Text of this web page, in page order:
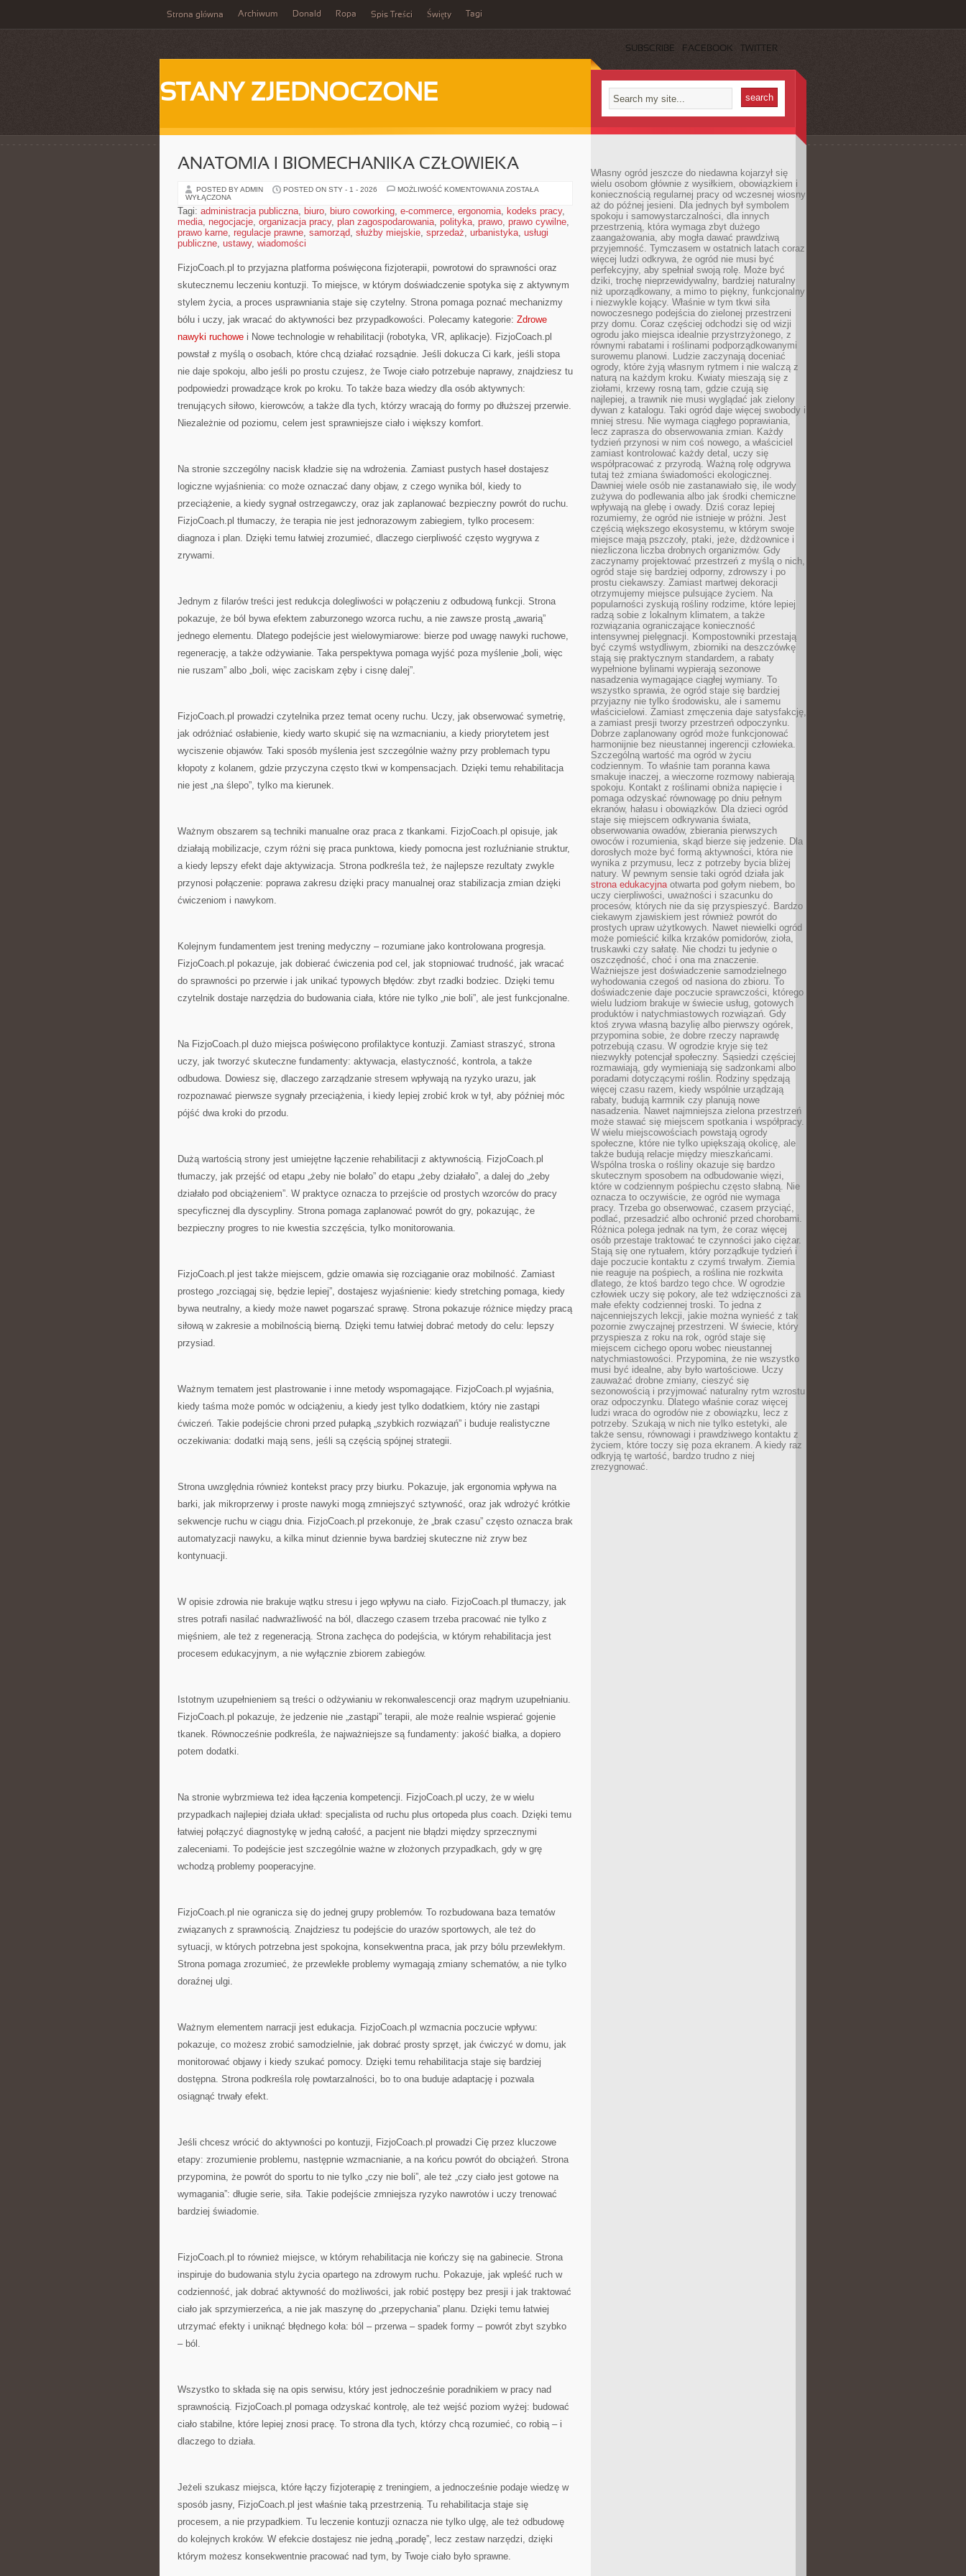
Strona główna Archiwum Donald Ropa Spis Treści Święty Tagi
SUBSCRIBE FACEBOOK TWITTER
STANY ZJEDNOCZONE
ANATOMIA I BIOMECHANIKA CZŁOWIEKA
POSTED BY ADMIN POSTED ON STY - 1 - 2026 MOŻLIWOŚĆ KOMENTOWANIA ANATOMIA
CZŁOWIEKA
ZOSTAŁA
WYŁĄCZONA
Tagi: administracja publiczna, biuro, biuro coworking, e-commerce, ergonomia, kodeks pracy,
media, negocjacje, organizacja pracy, plan zagospodarowania, polityka, prawo, prawo cywilne,
prawo karne, regulacje prawne, samorząd, służby miejskie, sprzedaż, urbanistyka, usługi
publiczne, ustawy, wiadomości
FizjoCoach.pl to przyjazna platforma poświęcona fizjoterapii, powrotowi do sprawności oraz
skutecznemu leczeniu kontuzji. To miejsce, w którym doświadczenie spotyka się z aktywnym
stylem życia, a proces usprawniania staje się czytelny. Strona pomaga poznać mechanizmy
bólu i uczy, jak wracać do aktywności bez przypadkowości. Polecamy kategorie: Zdrowe
nawyki ruchowe i Nowe technologie w rehabilitacji (robotyka, VR, aplikacje). FizjoCoach.pl
powstał z myślą o osobach, które chcą działać rozsądnie. Jeśli dokucza Ci kark, jeśli stopa
nie daje spokoju, albo jeśli po prostu czujesz, że Twoje ciało potrzebuje naprawy, znajdziesz tu
podpowiedzi prowadzące krok po kroku. To także baza wiedzy dla osób aktywnych:
trenujących siłowo, kierowców, a także dla tych, którzy wracają do formy po dłuższej przerwie.
Niezależnie od poziomu, celem jest sprawniejsze ciało i większy komfort.
Na stronie szczególny nacisk kładzie się na wdrożenia. Zamiast pustych haseł dostajesz
logiczne wyjaśnienia: co może oznaczać dany objaw, z czego wynika ból, kiedy to
przeciążenie, a kiedy sygnał ostrzegawczy, oraz jak zaplanować bezpieczny powrót do ruchu.
FizjoCoach.pl tłumaczy, że terapia nie jest jednorazowym zabiegiem, tylko procesem:
diagnoza i plan. Dzięki temu łatwiej zrozumieć, dlaczego cierpliwość często wygrywa z
zrywami.
Jednym z filarów treści jest redukcja dolegliwości w połączeniu z odbudową funkcji. Strona
pokazuje, że ból bywa efektem zaburzonego wzorca ruchu, a nie zawsze prostą „awarią”
jednego elementu. Dlatego podejście jest wielowymiarowe: bierze pod uwagę nawyki ruchowe,
regenerację, a także odżywianie. Taka perspektywa pomaga wyjść poza myślenie „boli, więc
nie ruszam” albo „boli, więc zaciskam zęby i cisnę dalej”.
FizjoCoach.pl prowadzi czytelnika przez temat oceny ruchu. Uczy, jak obserwować symetrię,
jak odróżniać osłabienie, kiedy warto skupić się na wzmacnianiu, a kiedy priorytetem jest
wyciszenie objawów. Taki sposób myślenia jest szczególnie ważny przy problemach typu
kłopoty z kolanem, gdzie przyczyna często tkwi w kompensacjach. Dzięki temu rehabilitacja
nie jest „na ślepo”, tylko ma kierunek.
Ważnym obszarem są techniki manualne oraz praca z tkankami. FizjoCoach.pl opisuje, jak
działają mobilizacje, czym różni się praca punktowa, kiedy pomocna jest rozluźnianie struktur,
a kiedy lepszy efekt daje aktywizacja. Strona podkreśla też, że najlepsze rezultaty zwykle
przynosi połączenie: poprawa zakresu dzięki pracy manualnej oraz stabilizacja zmian dzięki
ćwiczeniom i nawykom.
Kolejnym fundamentem jest trening medyczny – rozumiane jako kontrolowana progresja.
FizjoCoach.pl pokazuje, jak dobierać ćwiczenia pod cel, jak stopniować trudność, jak wracać
do sprawności po przerwie i jak unikać typowych błędów: zbyt rzadki bodziec. Dzięki temu
czytelnik dostaje narzędzia do budowania ciała, które nie tylko „nie boli”, ale jest funkcjonalne.
Na FizjoCoach.pl dużo miejsca poświęcono profilaktyce kontuzji. Zamiast straszyć, strona
uczy, jak tworzyć skuteczne fundamenty: aktywacja, elastyczność, kontrola, a także
odbudowa. Dowiesz się, dlaczego zarządzanie stresem wpływają na ryzyko urazu, jak
rozpoznawać pierwsze sygnały przeciążenia, i kiedy lepiej zrobić krok w tył, aby później móc
pójść dwa kroki do przodu.
Dużą wartością strony jest umiejętne łączenie rehabilitacji z aktywnością. FizjoCoach.pl
tłumaczy, jak przejść od etapu „żeby nie bolało” do etapu „żeby działało”, a dalej do „żeby
działało pod obciążeniem”. W praktyce oznacza to przejście od prostych wzorców do pracy
specyficznej dla dyscypliny. Strona pomaga zaplanować powrót do gry, pokazując, że
bezpieczny progres to nie kwestia szczęścia, tylko monitorowania.
FizjoCoach.pl jest także miejscem, gdzie omawia się rozciąganie oraz mobilność. Zamiast
prostego „rozciągaj się, będzie lepiej”, dostajesz wyjaśnienie: kiedy stretching pomaga, kiedy
bywa neutralny, a kiedy może nawet pogarszać sprawę. Strona pokazuje różnice między pracą
siłową w zakresie a mobilnością bierną. Dzięki temu łatwiej dobrać metody do celu: lepszy
przysiad.
Ważnym tematem jest plastrowanie i inne metody wspomagające. FizjoCoach.pl wyjaśnia,
kiedy taśma może pomóc w odciążeniu, a kiedy jest tylko dodatkiem, który nie zastąpi
ćwiczeń. Takie podejście chroni przed pułapką „szybkich rozwiązań” i buduje realistyczne
oczekiwania: dodatki mają sens, jeśli są częścią spójnej strategii.
Strona uwzględnia również kontekst pracy przy biurku. Pokazuje, jak ergonomia wpływa na
barki, jak mikroprzerwy i proste nawyki mogą zmniejszyć sztywność, oraz jak wdrożyć krótkie
sekwencje ruchu w ciągu dnia. FizjoCoach.pl przekonuje, że „brak czasu” często oznacza brak
automatyzacji nawyku, a kilka minut dziennie bywa bardziej skuteczne niż zryw bez
kontynuacji.
W opisie zdrowia nie brakuje wątku stresu i jego wpływu na ciało. FizjoCoach.pl tłumaczy, jak
stres potrafi nasilać nadwrażliwość na ból, dlaczego czasem trzeba pracować nie tylko z
mięśniem, ale też z regeneracją. Strona zachęca do podejścia, w którym rehabilitacja jest
procesem edukacyjnym, a nie wyłącznie zbiorem zabiegów.
Istotnym uzupełnieniem są treści o odżywianiu w rekonwalescencji oraz mądrym uzupełnianiu.
FizjoCoach.pl pokazuje, że jedzenie nie „zastąpi” terapii, ale może realnie wspierać gojenie
tkanek. Równocześnie podkreśla, że najważniejsze są fundamenty: jakość białka, a dopiero
potem dodatki.
Na stronie wybrzmiewa też idea łączenia kompetencji. FizjoCoach.pl uczy, że w wielu
przypadkach najlepiej działa układ: specjalista od ruchu plus ortopeda plus coach. Dzięki temu
łatwiej połączyć diagnostykę w jedną całość, a pacjent nie błądzi między sprzecznymi
zaleceniami. To podejście jest szczególnie ważne w złożonych przypadkach, gdy w grę
wchodzą problemy pooperacyjne.
FizjoCoach.pl nie ogranicza się do jednej grupy problemów. To rozbudowana baza tematów
związanych z sprawnością. Znajdziesz tu podejście do urazów sportowych, ale też do
sytuacji, w których potrzebna jest spokojna, konsekwentna praca, jak przy bólu przewlekłym.
Strona pomaga zrozumieć, że przewlekłe problemy wymagają zmiany schematów, a nie tylko
doraźnej ulgi.
Ważnym elementem narracji jest edukacja. FizjoCoach.pl wzmacnia poczucie wpływu:
pokazuje, co możesz zrobić samodzielnie, jak dobrać prosty sprzęt, jak ćwiczyć w domu, jak
monitorować objawy i kiedy szukać pomocy. Dzięki temu rehabilitacja staje się bardziej
dostępna. Strona podkreśla rolę powtarzalności, bo to ona buduje adaptację i pozwala
osiągnąć trwały efekt.
Jeśli chcesz wrócić do aktywności po kontuzji, FizjoCoach.pl prowadzi Cię przez kluczowe
etapy: zrozumienie problemu, następnie wzmacnianie, a na końcu powrót do obciążeń. Strona
przypomina, że powrót do sportu to nie tylko „czy nie boli”, ale też „czy ciało jest gotowe na
wymagania”: długie serie, siła. Takie podejście zmniejsza ryzyko nawrotów i uczy trenować
bardziej świadomie.
FizjoCoach.pl to również miejsce, w którym rehabilitacja nie kończy się na gabinecie. Strona
inspiruje do budowania stylu życia opartego na zdrowym ruchu. Pokazuje, jak wpleść ruch w
codzienność, jak dobrać aktywność do możliwości, jak robić postępy bez presji i jak traktować
ciało jak sprzymierzeńca, a nie jak maszynę do „przepychania” planu. Dzięki temu łatwiej
utrzymać efekty i uniknąć błędnego koła: ból – przerwa – spadek formy – powrót zbyt szybko
– ból.
Wszystko to składa się na opis serwisu, który jest jednocześnie poradnikiem w pracy nad
sprawnością. FizjoCoach.pl pomaga odzyskać kontrolę, ale też wejść poziom wyżej: budować
ciało stabilne, które lepiej znosi pracę. To strona dla tych, którzy chcą rozumieć, co robią – i
dlaczego to działa.
Jeżeli szukasz miejsca, które łączy fizjoterapię z treningiem, a jednocześnie podaje wiedzę w
sposób jasny, FizjoCoach.pl jest właśnie taką przestrzenią. Tu rehabilitacja staje się
procesem, a nie przypadkiem. Tu leczenie kontuzji oznacza nie tylko ulgę, ale też odbudowę
do kolejnych kroków. W efekcie dostajesz nie jedną „poradę”, lecz zestaw narzędzi, dzięki
którym możesz konsekwentnie pracować nad tym, by Twoje ciało było sprawne.
Własny ogród jeszcze do niedawna kojarzył się
wielu osobom głównie z wysiłkiem, obowiązkiem i
koniecznością regularnej pracy od wczesnej wiosny
aż do późnej jesieni. Dla jednych był symbolem
spokoju i samowystarczalności, dla innych
przestrzenią, która wymaga zbyt dużego
zaangażowania, aby mogła dawać prawdziwą
przyjemność. Tymczasem w ostatnich latach coraz
więcej ludzi odkrywa, że ogród nie musi być
perfekcyjny, aby spełniał swoją rolę. Może być
dziki, trochę nieprzewidywalny, bardziej naturalny
niż uporządkowany, a mimo to piękny, funkcjonalny
i niezwykle kojący. Właśnie w tym tkwi siła
nowoczesnego podejścia do zielonej przestrzeni
przy domu. Coraz częściej odchodzi się od wizji
ogrodu jako miejsca idealnie przystrzyżonego, z
równymi rabatami i roślinami podporządkowanymi
surowemu planowi. Ludzie zaczynają doceniać
ogrody, które żyją własnym rytmem i nie walczą z
naturą na każdym kroku. Kwiaty mieszają się z
ziołami, krzewy rosną tam, gdzie czują się
najlepiej, a trawnik nie musi wyglądać jak zielony
dywan z katalogu. Taki ogród daje więcej swobody i
mniej stresu. Nie wymaga ciągłego poprawiania,
lecz zaprasza do obserwowania zmian. Każdy
tydzień przynosi w nim coś nowego, a właściciel
zamiast kontrolować każdy detal, uczy się
współpracować z przyrodą. Ważną rolę odgrywa
tutaj też zmiana świadomości ekologicznej.
Dawniej wiele osób nie zastanawiało się, ile wody
zużywa do podlewania albo jak środki chemiczne
wpływają na glebę i owady. Dziś coraz lepiej
rozumiemy, że ogród nie istnieje w próżni. Jest
częścią większego ekosystemu, w którym swoje
miejsce mają pszczoły, ptaki, jeże, dżdżownice i
niezliczona liczba drobnych organizmów. Gdy
zaczynamy projektować przestrzeń z myślą o nich,
ogród staje się bardziej odporny, zdrowszy i po
prostu ciekawszy. Zamiast martwej dekoracji
otrzymujemy miejsce pulsujące życiem. Na
popularności zyskują rośliny rodzime, które lepiej
radzą sobie z lokalnym klimatem, a także
rozwiązania ograniczające konieczność
intensywnej pielęgnacji. Kompostowniki przestają
być czymś wstydliwym, zbiorniki na deszczówkę
stają się praktycznym standardem, a rabaty
wypełnione bylinami wypierają sezonowe
nasadzenia wymagające ciągłej wymiany. To
wszystko sprawia, że ogród staje się bardziej
przyjazny nie tylko środowisku, ale i samemu
właścicielowi. Zamiast zmęczenia daje satysfakcję,
a zamiast presji tworzy przestrzeń odpoczynku.
Dobrze zaplanowany ogród może funkcjonować
harmonijnie bez nieustannej ingerencji człowieka.
Szczególną wartość ma ogród w życiu
codziennym. To właśnie tam poranna kawa
smakuje inaczej, a wieczorne rozmowy nabierają
spokoju. Kontakt z roślinami obniża napięcie i
pomaga odzyskać równowagę po dniu pełnym
ekranów, hałasu i obowiązków. Dla dzieci ogród
staje się miejscem odkrywania świata,
obserwowania owadów, zbierania pierwszych
owoców i rozumienia, skąd bierze się jedzenie. Dla
dorosłych może być formą aktywności, która nie
wynika z przymusu, lecz z potrzeby bycia bliżej
natury. W pewnym sensie taki ogród działa jak
strona edukacyjnaotwarta pod gołym niebem, bo
uczy cierpliwości, uważności i szacunku do
procesów, których nie da się przyspieszyć. Bardzo
ciekawym zjawiskiem jest również powrót do
prostych upraw użytkowych. Nawet niewielki ogród
może pomieścić kilka krzaków pomidorów, zioła,
truskawki czy sałatę. Nie chodzi tu jedynie o
oszczędność, choć i ona ma znaczenie.
Ważniejsze jest doświadczenie samodzielnego
wyhodowania czegoś od nasiona do zbioru. To
doświadczenie daje poczucie sprawczości, którego
wielu ludziom brakuje w świecie usług, gotowych
produktów i natychmiastowych rozwiązań. Gdy
ktoś zrywa własną bazylię albo pierwszy ogórek,
przypomina sobie, że dobre rzeczy naprawdę
potrzebują czasu. W ogrodzie kryje się też
niezwykły potencjał społeczny. Sąsiedzi częściej
rozmawiają, gdy wymieniają się sadzonkami albo
poradami dotyczącymi roślin. Rodziny spędzają
więcej czasu razem, kiedy wspólnie urządzają
rabaty, budują karmnik czy planują nowe
nasadzenia. Nawet najmniejsza zielona przestrzeń
może stawać się miejscem spotkania i współpracy.
W wielu miejscowościach powstają ogrody
społeczne, które nie tylko upiększają okolicę, ale
także budują relacje między mieszkańcami.
Wspólna troska o rośliny okazuje się bardzo
skutecznym sposobem na odbudowanie więzi,
które w codziennym pośpiechu często słabną. Nie
oznacza to oczywiście, że ogród nie wymaga
pracy. Trzeba go obserwować, czasem przyciąć,
podlać, przesadzić albo ochronić przed chorobami.
Różnica polega jednak na tym, że coraz więcej
osób przestaje traktować te czynności jako ciężar.
Stają się one rytuałem, który porządkuje tydzień i
daje poczucie kontaktu z czymś trwałym. Ziemia
nie reaguje na pośpiech, a roślina nie rozkwita
dlatego, że ktoś bardzo tego chce. W ogrodzie
człowiek uczy się pokory, ale też wdzięczności za
małe efekty codziennej troski. To jedna z
najcenniejszych lekcji, jakie można wynieść z tak
pozornie zwyczajnej przestrzeni. W świecie, który
przyspiesza z roku na rok, ogród staje się
miejscem cichego oporu wobec nieustannej
natychmiastowości. Przypomina, że nie wszystko
musi być idealne, aby było wartościowe. Uczy
zauważać drobne zmiany, cieszyć się
sezonowością i przyjmować naturalny rytm wzrostu
oraz odpoczynku. Dlatego właśnie coraz więcej
ludzi wraca do ogrodów nie z obowiązku, lecz z
potrzeby. Szukają w nich nie tylko estetyki, ale
także sensu, równowagi i prawdziwego kontaktu z
życiem, które toczy się poza ekranem. A kiedy raz
odkryją tę wartość, bardzo trudno z niej
zrezygnować.